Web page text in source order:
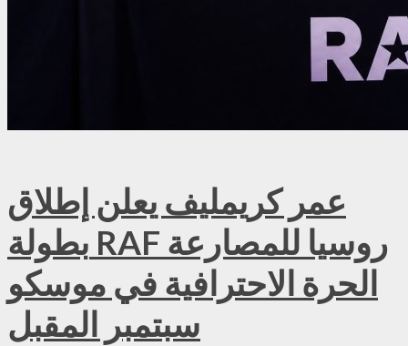
عمر كريمليف يعلن إطلاق
بطولة RAF روسيا للمصارعة
الحرة الاحترافية في موسكو
سبتمبر المقبل